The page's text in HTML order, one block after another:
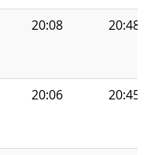
20:08 20:48
20:06 20:45